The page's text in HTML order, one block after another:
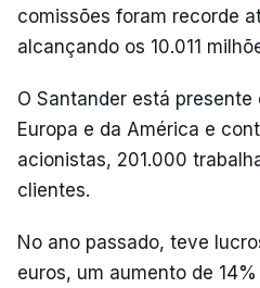
comissões foram recorde
alcançando os 10.011
O Santander está
Europa e da América e
acionistas, 201.000
clientes.
No ano passado, teve
euros, um aumento de